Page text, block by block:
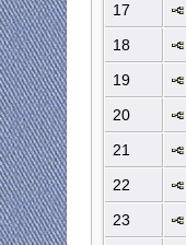
17
18
19
20
21
22
23